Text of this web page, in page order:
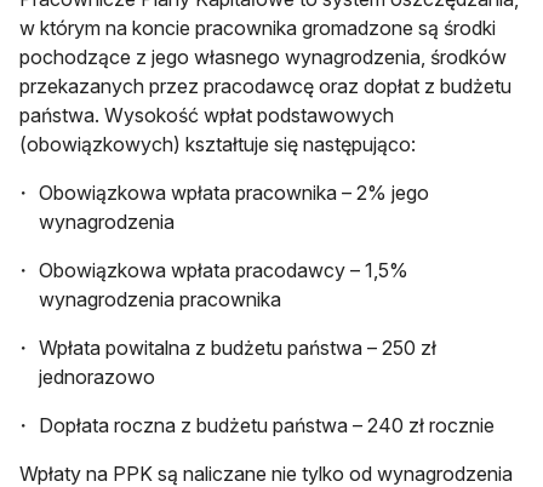
w którym na koncie pracownika gromadzone są środki
pochodzące z jego własnego wynagrodzenia, środków
przekazanych przez pracodawcę oraz dopłat z budżetu
państwa. Wysokość wpłat podstawowych
(obowiązkowych) kształtuje się następująco:
Obowiązkowa wpłata pracownika – 2% jego
wynagrodzenia
Obowiązkowa wpłata pracodawcy – 1,5%
wynagrodzenia pracownika
Wpłata powitalna z budżetu państwa – 250 zł
jednorazowo
Dopłata roczna z budżetu państwa – 240 zł rocznie
Wpłaty na PPK są naliczane nie tylko od wynagrodzenia